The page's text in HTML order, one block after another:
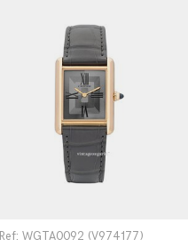
Ref: WGTA0092 (V974177)